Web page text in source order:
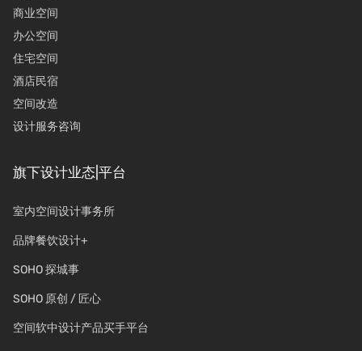
商业空间
办公空间
住宅空间
酒店民宿
空间改造
设计服务咨询
旗下设计业态|平台
室内空间设计事务所
品牌餐饮设计+
SOHO 探城事
SOHO 原创 / 匠心
空间软中设计产品买手平台